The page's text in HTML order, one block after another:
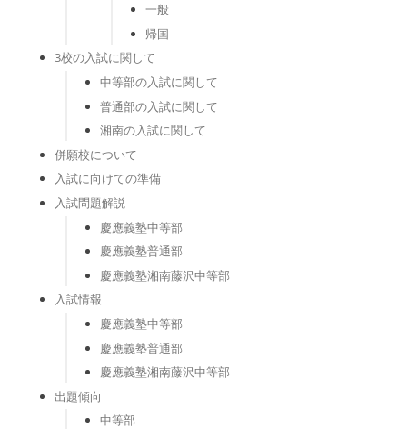
一般
帰国
3校の入試に関して
中等部の入試に関して
普通部の入試に関して
湘南の入試に関して
併願校について
入試に向けての準備
入試問題解説
慶應義塾中等部
慶應義塾普通部
慶應義塾湘南藤沢中等部
入試情報
慶應義塾中等部
慶應義塾普通部
慶應義塾湘南藤沢中等部
出題傾向
中等部